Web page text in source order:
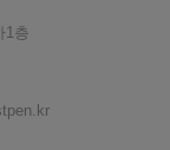
1층